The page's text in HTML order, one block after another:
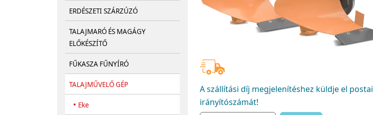
ERDÉSZETI SZÁRZÚZÓ
TALAJMARÓ ÉS MAGÁGY
ELŐKÉSZÍTŐ
FŰKASZA FŰNYÍRÓ
TALAJMŰVELŐ GÉP
• Eke
A szállítási díj megjelenítéshez küldje el postai
irányítószámát!